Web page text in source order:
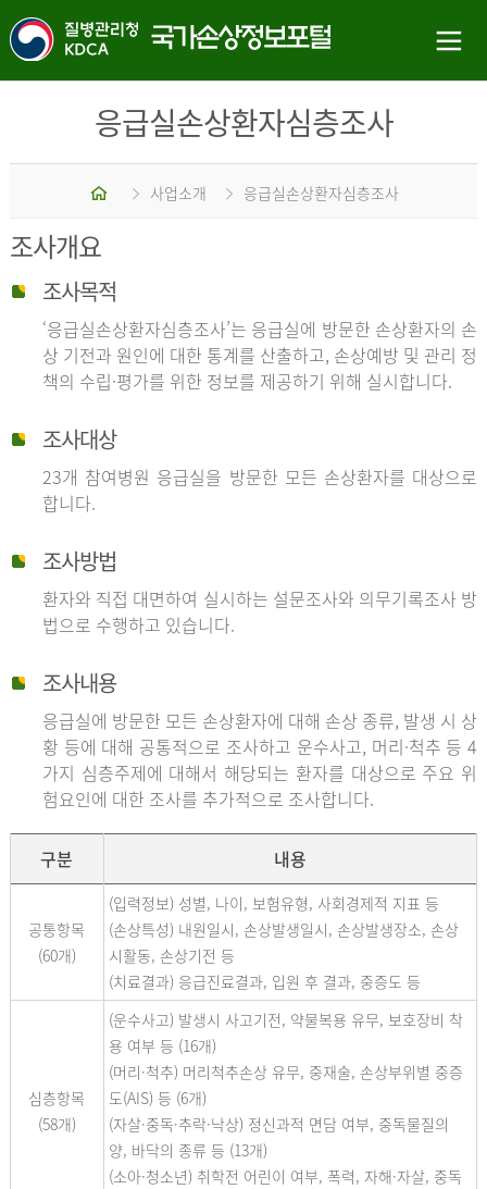
응급실손상환자심층조사
홈 사업소개 응급실손상환자심층조사
조사개요
조사목적
‘응급실손상환자심층조사’는 응급실에 방문한 손상환자의 손
상 기전과 원인에 대한 통계를 산출하고, 손상예방 및 관리 정
책의 수립·평가를 위한 정보를 제공하기 위해 실시합니다.
조사대상
23개 참여병원 응급실을 방문한 모든 손상환자를 대상으로
합니다.
조사방법
환자와 직접 대면하여 실시하는 설문조사와 의무기록조사 방
법으로 수행하고 있습니다.
조사내용
응급실에 방문한 모든 손상환자에 대해 손상 종류, 발생 시 상
황 등에 대해 공통적으로 조사하고 운수사고, 머리·척추 등 4
가지 심층주제에 대해서 해당되는 환자를 대상으로 주요 위
험요인에 대한 조사를 추가적으로 조사합니다.
구분 내용
공통항목
(60개)
(입력정보) 성별, 나이, 보험유형, 사회경제적 지표 등
(손상특성) 내원일시, 손상발생일시, 손상발생장소, 손상
시활동, 손상기전 등
(치료결과) 응급진료결과, 입원 후 결과, 중증도 등
심층항목
(58개)
(운수사고) 발생시 사고기전, 약물복용 유무, 보호장비 착
용 여부 등 (16개)
(머리·척추) 머리척추손상 유무, 중재술, 손상부위별 중증
도(AIS) 등 (6개)
(자살·중독·추락·낙상) 정신과적 면담 여부, 중독물질의
양, 바닥의 종류 등 (13개)
(소아·청소년) 취학전 어린이 여부, 폭력, 자해·자살, 중독